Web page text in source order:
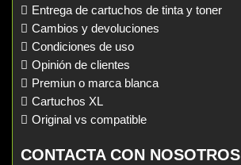
Entrega de cartuchos de tinta y toner
Cambios y devoluciones
Condiciones de uso
Opinión de clientes
Premiun o marca blanca
Cartuchos XL
Original vs compatible
CONTACTA CON NOSOTROS